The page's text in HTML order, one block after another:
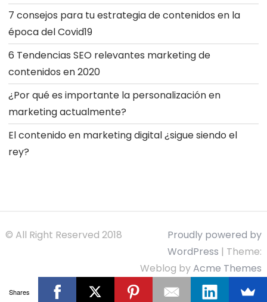
7 consejos para tu estrategia de contenidos en la
época del Covid19
6 Tendencias SEO relevantes marketing de
contenidos en 2020
¿Por qué es importante la personalización en
marketing actualmente?
El contenido en marketing digital ¿sigue siendo el
rey?
© All Right Reserved 2018
Proudly powered by
WordPress | Theme:
Weblog byAcme Themes
Shares